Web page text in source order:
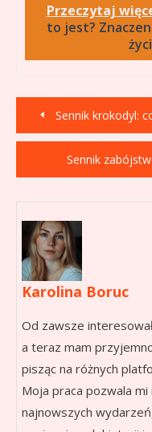
Przeczytaj
to jest?
Nawigacja
wpisu
Sennik krokodyl:
Sennik
Karolina Boruc
Od zawsze
a teraz mam
pisząc na różnych
Moja praca pozwala mi
najnowszych